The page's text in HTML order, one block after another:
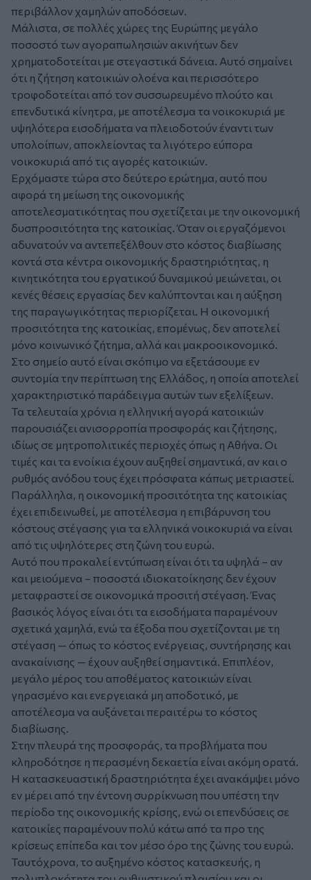
περιβάλλον χαμηλών αποδόσεων.
Μάλιστα, σε πολλές χώρες της Ευρώπης μεγάλο
ποσοστό των αγοραπωλησιών ακινήτων δεν
χρηματοδοτείται με στεγαστικά δάνεια. Αυτό σημαίνει
ότι η ζήτηση κατοικιών ολοένα και περισσότερο
τροφοδοτείται από τον συσσωρευμένο πλούτο και
επενδυτικά κίνητρα, με αποτέλεσμα τα νοικοκυριά με
υψηλότερα εισοδήματα να πλειοδοτούν έναντι των
υπολοίπων, αποκλείοντας τα λιγότερο εύπορα
νοικοκυριά από τις αγορές κατοικιών.
Ερχόμαστε τώρα στο δεύτερο ερώτημα, αυτό που
αφορά τη μείωση της οικονομικής
αποτελεσματικότητας που σχετίζεται με την οικονομική
δυσπροσιτότητα της κατοικίας. Όταν οι εργαζόμενοι
αδυνατούν να αντεπεξέλθουν στο κόστος διαβίωσης
κοντά στα κέντρα οικονομικής δραστηριότητας, η
κινητικότητα του εργατικού δυναμικού μειώνεται, οι
κενές θέσεις εργασίας δεν καλύπτονται και η αύξηση
της παραγωγικότητας περιορίζεται. Η οικονομική
προσιτότητα της κατοικίας, επομένως, δεν αποτελεί
μόνο κοινωνικό ζήτημα, αλλά και μακροοικονομικό.
Στο σημείο αυτό είναι σκόπιμο να εξετάσουμε εν
συντομία την περίπτωση της Ελλάδος, η οποία αποτελεί
χαρακτηριστικό παράδειγμα αυτών των εξελίξεων.
Τα τελευταία χρόνια η ελληνική αγορά κατοικιών
παρουσιάζει ανισορροπία προσφοράς και ζήτησης,
ιδίως σε μητροπολιτικές περιοχές όπως η Αθήνα. Οι
τιμές και τα ενοίκια έχουν αυξηθεί σημαντικά, αν και ο
ρυθμός ανόδου τους έχει πρόσφατα κάπως μετριαστεί.
Παράλληλα, η οικονομική προσιτότητα της κατοικίας
έχει επιδεινωθεί, με αποτέλεσμα η επιβάρυνση του
κόστους στέγασης για τα ελληνικά νοικοκυριά να είναι
από τις υψηλότερες στη ζώνη του ευρώ.
Αυτό που προκαλεί εντύπωση είναι ότι τα υψηλά – αν
και μειούμενα – ποσοστά ιδιοκατοίκησης δεν έχουν
μεταφραστεί σε οικονομικά προσιτή στέγαση. Ένας
βασικός λόγος είναι ότι τα εισοδήματα παραμένουν
σχετικά χαμηλά, ενώ τα έξοδα που σχετίζονται με τη
στέγαση — όπως το κόστος ενέργειας, συντήρησης και
ανακαίνισης — έχουν αυξηθεί σημαντικά. Επιπλέον,
μεγάλο μέρος του αποθέματος κατοικιών είναι
γηρασμένο και ενεργειακά μη αποδοτικό, με
αποτέλεσμα να αυξάνεται περαιτέρω το κόστος
διαβίωσης.
Στην πλευρά της προσφοράς, τα προβλήματα που
κληροδότησε η περασμένη δεκαετία είναι ακόμη ορατά.
Η κατασκευαστική δραστηριότητα έχει ανακάμψει μόνο
εν μέρει από την έντονη συρρίκνωση που υπέστη την
περίοδο της οικονομικής κρίσης, ενώ οι επενδύσεις σε
κατοικίες παραμένουν πολύ κάτω από τα προ της
κρίσεως επίπεδα και τον μέσο όρο της ζώνης του ευρώ.
Ταυτόχρονα, το αυξημένο κόστος κατασκευής, η